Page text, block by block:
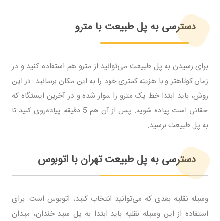
دسترسی به پل طبیعت با مترو
برای رسیدن به پل طبیعت می‌توانید از مترو هم استفاده کنید و در
زمان کوتاهتر و با هزینه کمتری خود را به این مکان برسانید. در این
روش، باید ابتدا خط یک مترو را سوار شده و در آخرین ایستگاه که
حقانی است پیاده شوید. پس از آن هم 5 دقیقه پیاده‌روی کنید تا
به پل طبیعت برسید.
دسترسی به پل طبیعت تهران با اتوبوس
وسیله نقلیه بعدی که می‌توانید انتخاب کنید، اتوبوس است. برای
استفاده از این وسیله نقلیه باید ابتدا به پل سید خندان، میدان